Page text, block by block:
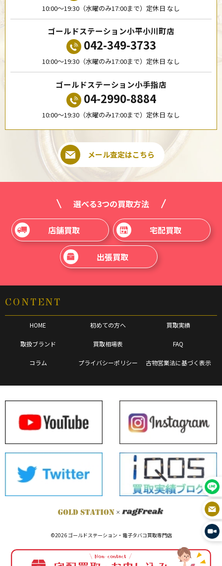
10:00〜19:30（水曜のみ17:00まで）定休日 なし
ゴールドステーション小平小川町店
042-349-3733
10:00〜19:30（水曜のみ17:00まで）定休日 なし
ゴールドステーション小手指店
04-2990-8884
10:00〜19:30（水曜のみ17:00まで）定休日 なし
メール査定はこちら
選べる3つの買取方法
店舗買取 宅配買取
出張買取
CONTENT
HOME 初めての方へ 買取実績
取扱ブランド 買取相場表 FAQ
コラム プライバシーポリシー 古物営業法に基づく表示
©2026 ゴールドステーション・電子タバコ買取専門店